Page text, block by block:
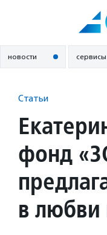
новости сервисы
Статьи
фонд
в